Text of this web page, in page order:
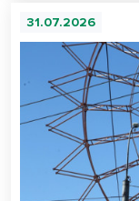
31.07.2026